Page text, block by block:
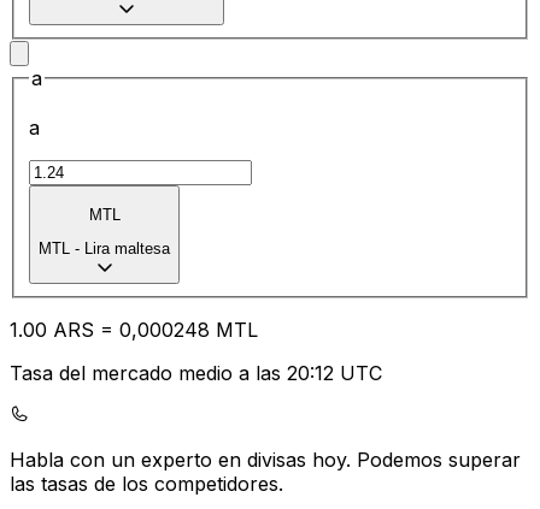
a
a
MTL
MTL - Lira maltesa
1.00 ARS = 0,000248 MTL
Tasa del mercado medio a las 20:12 UTC
Habla con un experto en divisas hoy. Podemos superar
las tasas de los competidores.